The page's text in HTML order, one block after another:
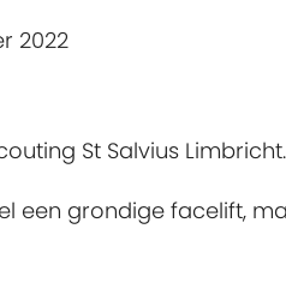
2022
St Salvius Limbricht.
een grondige facelift,